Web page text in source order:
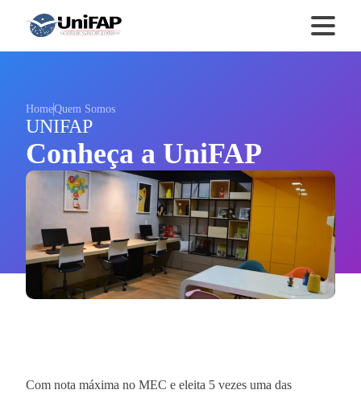
HomeQuem Somos
UNIFAP
Conheça a UniFAP
Com nota máxima no MEC e eleita 5 vezes uma das